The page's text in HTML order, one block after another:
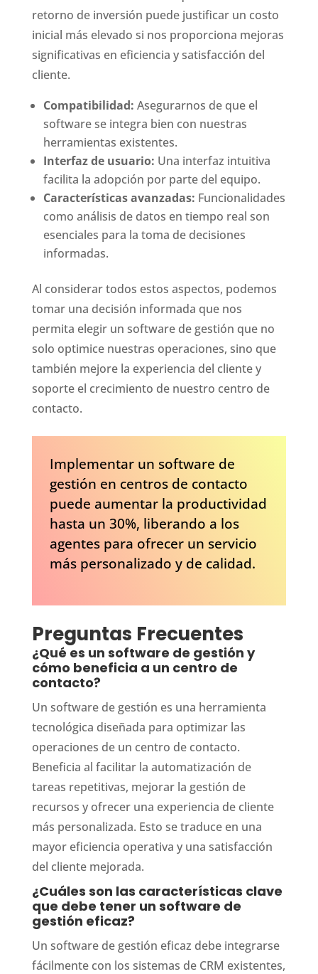
retorno de inversión puede justificar un costo
inicial más elevado si nos proporciona mejoras
significativas en eficiencia y satisfacción del
cliente.
Compatibilidad: Asegurarnos de que el
software se integra bien con nuestras
herramientas existentes.
Interfaz de usuario: Una interfaz intuitiva
facilita la adopción por parte del equipo.
Características avanzadas: Funcionalidades
como análisis de datos en tiempo real son
esenciales para la toma de decisiones
informadas.
Al considerar todos estos aspectos, podemos
tomar una decisión informada que nos
permita elegir un software de gestión que no
solo optimice nuestras operaciones, sino que
también mejore la experiencia del cliente y
soporte el crecimiento de nuestro centro de
contacto.
Implementar un software de
gestión en centros de contacto
puede aumentar la productividad
hasta un 30%, liberando a los
agentes para ofrecer un servicio
más personalizado y de calidad.
Preguntas Frecuentes
¿Qué es un software de gestión y
cómo beneficia a un centro de
contacto?
Un software de gestión es una herramienta
tecnológica diseñada para optimizar las
operaciones de un centro de contacto.
Beneficia al facilitar la automatización de
tareas repetitivas, mejorar la gestión de
recursos y ofrecer una experiencia de cliente
más personalizada. Esto se traduce en una
mayor eficiencia operativa y una satisfacción
del cliente mejorada.
¿Cuáles son las características clave
que debe tener un software de
gestión eficaz?
Un software de gestión eficaz debe integrarse
fácilmente con los sistemas de CRM existentes,